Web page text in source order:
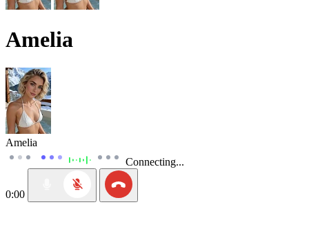
Amelia
Amelia
Connecting...
0:00